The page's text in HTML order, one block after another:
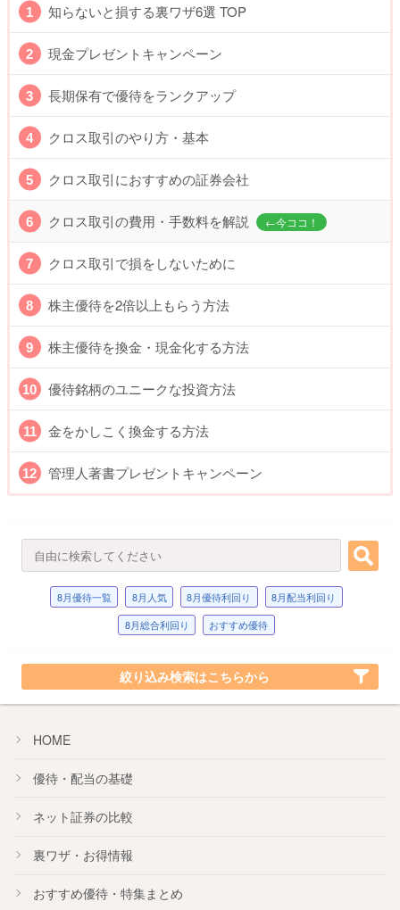
知らないと損する裏ワザ6選 TOP
現金プレゼントキャンペーン
長期保有で優待をランクアップ
クロス取引のやり方・基本
クロス取引におすすめの証券会社
クロス取引の費用・手数料を解説
クロス取引で損をしないために
株主優待を2倍以上もらう方法
株主優待を換金・現金化する方法
優待銘柄のユニークな投資方法
金をかしこく換金する方法
管理人著書プレゼントキャンペーン
8月優待一覧 8月人気 8月優待利回り
8月配当利回り
8月総合利回り
おすすめ優待
絞り込み検索はこちらから
HOME
優待・配当の基礎
ネット証券の比較
裏ワザ・お得情報
おすすめ優待・ 特集まとめ